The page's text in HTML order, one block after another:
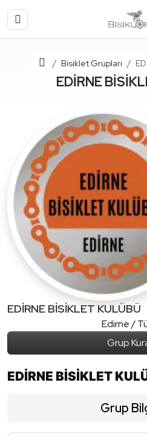
Ana SayfaBisiklet Grupları
EDİRNE
EDİRNE BİSİKLET KULÜBÜ
Edirne /
Grup
EDİRNE BİSİKLET
Grup